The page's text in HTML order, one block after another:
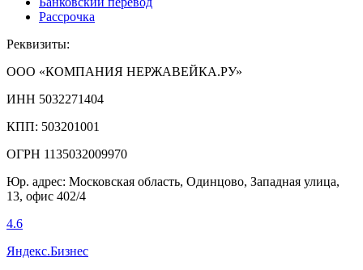
Рассрочка
Реквизиты:
ООО «КОМПАНИЯ НЕРЖАВЕЙКА.РУ»
ИНН 5032271404
КПП: 503201001
ОГРН 1135032009970
Юр. адрес: Московская область, Одинцово, Западная улица,
13, офис 402/4
4.6
Яндекс.Бизнес